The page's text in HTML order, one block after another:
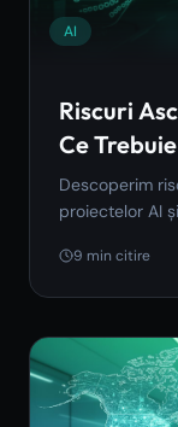
AI
Riscuri
Ce
Descoperim
proiectelor AI
9 min citire